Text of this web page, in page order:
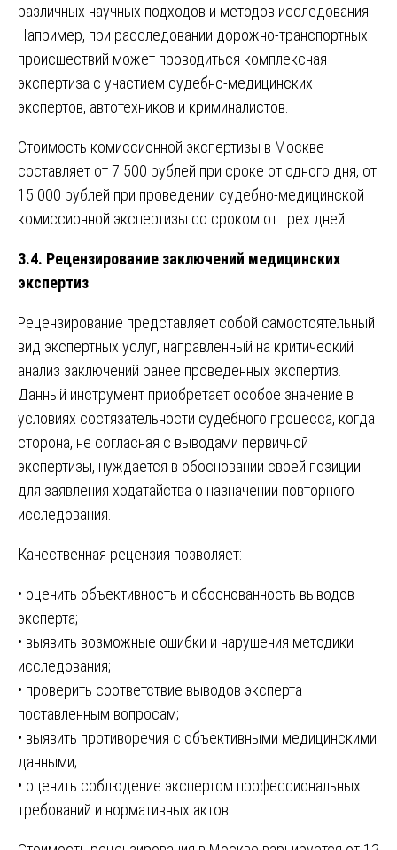
различных научных подходов и методов исследования.
Например, при расследовании дорожно-транспортных
происшествий может проводиться комплексная
экспертиза с участием судебно-медицинских
экспертов, автотехников и криминалистов.
Стоимость комиссионной экспертизы в Москве
составляет от 7 500 рублей при сроке от одного дня, от
15 000 рублей при проведении судебно-медицинской
комиссионной экспертизы со сроком от трех дней.
3.4. Рецензирование заключений медицинских
экспертиз
Рецензирование представляет собой самостоятельный
вид экспертных услуг, направленный на критический
анализ заключений ранее проведенных экспертиз.
Данный инструмент приобретает особое значение в
условиях состязательности судебного процесса, когда
сторона, не согласная с выводами первичной
экспертизы, нуждается в обосновании своей позиции
для заявления ходатайства о назначении повторного
исследования.
Качественная рецензия позволяет:
• оценить объективность и обоснованность выводов
эксперта;
• выявить возможные ошибки и нарушения методики
исследования;
• проверить соответствие выводов эксперта
поставленным вопросам;
• выявить противоречия с объективными медицинскими
данными;
• оценить соблюдение экспертом профессиональных
требований и нормативных актов.